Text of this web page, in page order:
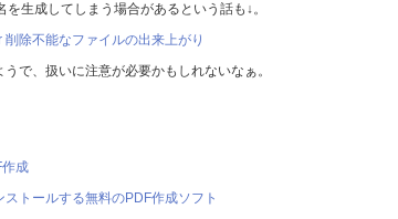
生成してしまう場合があるという話も↓。
除不能なファイルの出来上がり
で、扱いに注意が必要かもしれないなぁ。
成
トールする無料のPDF作成ソフト